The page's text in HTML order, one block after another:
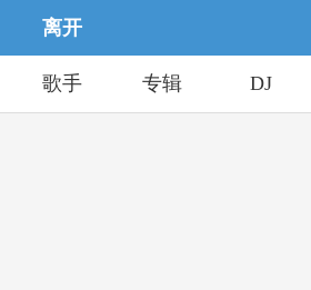
离开
歌手 专辑 DJ